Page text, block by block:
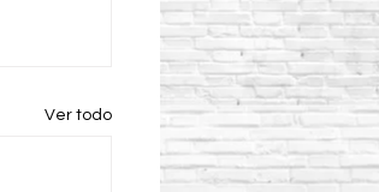
Ver todo